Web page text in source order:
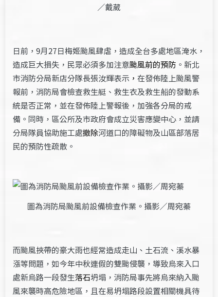
／戴葳
日前，9月27日梅姬颱風肆虐，造成全台多處地區淹水，
造成巨大損失，民眾必須多加注意颱風前的預防 。新北
市消防分局新店分隊長張汝輝表示 ，在發佈陸上颱風警
報前，消防局會檢查救生艇、救生衣及救生船的發動系
統是否正常，並在發佈陸上警報後，加強各分局的戒
備。同時，區公所及市政府會成立災害應變中心，並請
分局隊員協助施工處撤除河道口的障礙物及山區部落居
民的預防性疏散。
圖為消防局颱風前設備檢查作業。攝影／周宛蓁
而颱風挾帶的豪大雨也經常造成走山、土石流、溪水暴
漲等問題，如今年中秋連假的雙颱侵襲，導致烏來入口
處新烏路一段發生落石坍塌，消防局事先將烏來納入颱
風來襲時高危險地區，且在易坍塌路段設置相關機具待